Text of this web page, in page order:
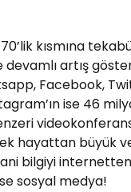
kısmına
devamlı artış
Facebook,
ise 46
hayattan büyük
bilgiyi
sosyal medya!